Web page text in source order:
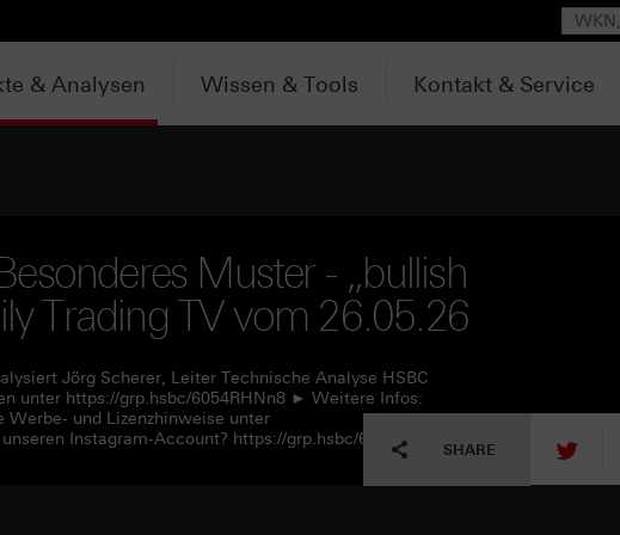
Suche
& Analysen Wissen & Tools Kontakt & Service
Muster - „bullish
Trading TV vom 26.05.26
Jörg Scherer, Leiter Technische Analyse HSBC
unter https://grp.hsbc/6054RHNn8 ► Weitere Infos:
und Lizenzhinweise unter
Instagram-Account? https://grp.hsbc/6057RHNn1
SHARE tweet